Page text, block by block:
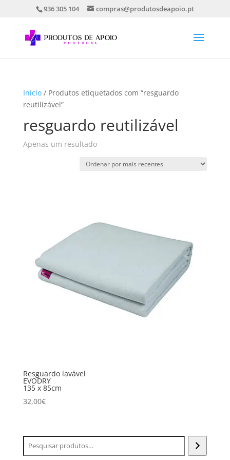
936 305 104 compras@produtosdeapoio.pt
Início/ Produtos etiquetados com “resguardo
reutilizável”
resguardo reutilizável
Apenas um resultado
Resguardo lavável
EVODRY
135 x 85cm
32,00€